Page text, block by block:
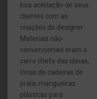
boa aceitação de seus
clientes com as
criações do designer.
Materiais não-
convencionais eram o
carro chefe das ideias,
lonas de cadeiras de
praia, mangueiras
plásticas para